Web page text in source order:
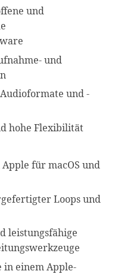
und
und
und -
hohe Flexibilität
für macOS und
Loops und
leistungsfähige
in einem Apple-